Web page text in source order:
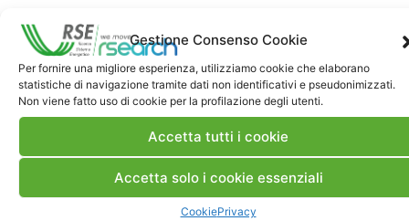
Gestione Consenso Cookie
Per fornire una migliore esperienza, utilizziamo cookie che elaborano
statistiche di navigazione tramite dati non identificativi e pseudonimizzati.
Non viene fatto uso di cookie per la profilazione degli utenti.
Accetta tutti i cookie
Accetta solo i cookie essenziali
CookiePrivacy
Contatti
Note Legali